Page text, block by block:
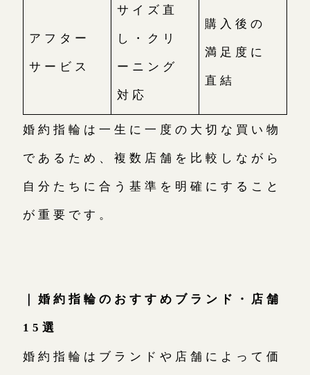
アフター
サービス
サイズ直
し・クリ
ーニング
対応
購入後の
満足度に
直結
婚約指輪は一生に一度の大切な買い物
であるため、複数店舗を比較しながら
自分たちに合う基準を明確にすること
が重要です。
｜婚約指輪のおすすめブランド・店舗
15選
婚約指輪はブランドや店舗によって価